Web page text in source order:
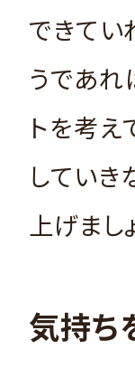
できてい
うであれ
トを考
していき
上げまし
気持ち